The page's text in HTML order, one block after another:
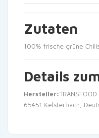
Zutaten
100% frische grüne
Details
Hersteller:
65451 Kelsterbach,